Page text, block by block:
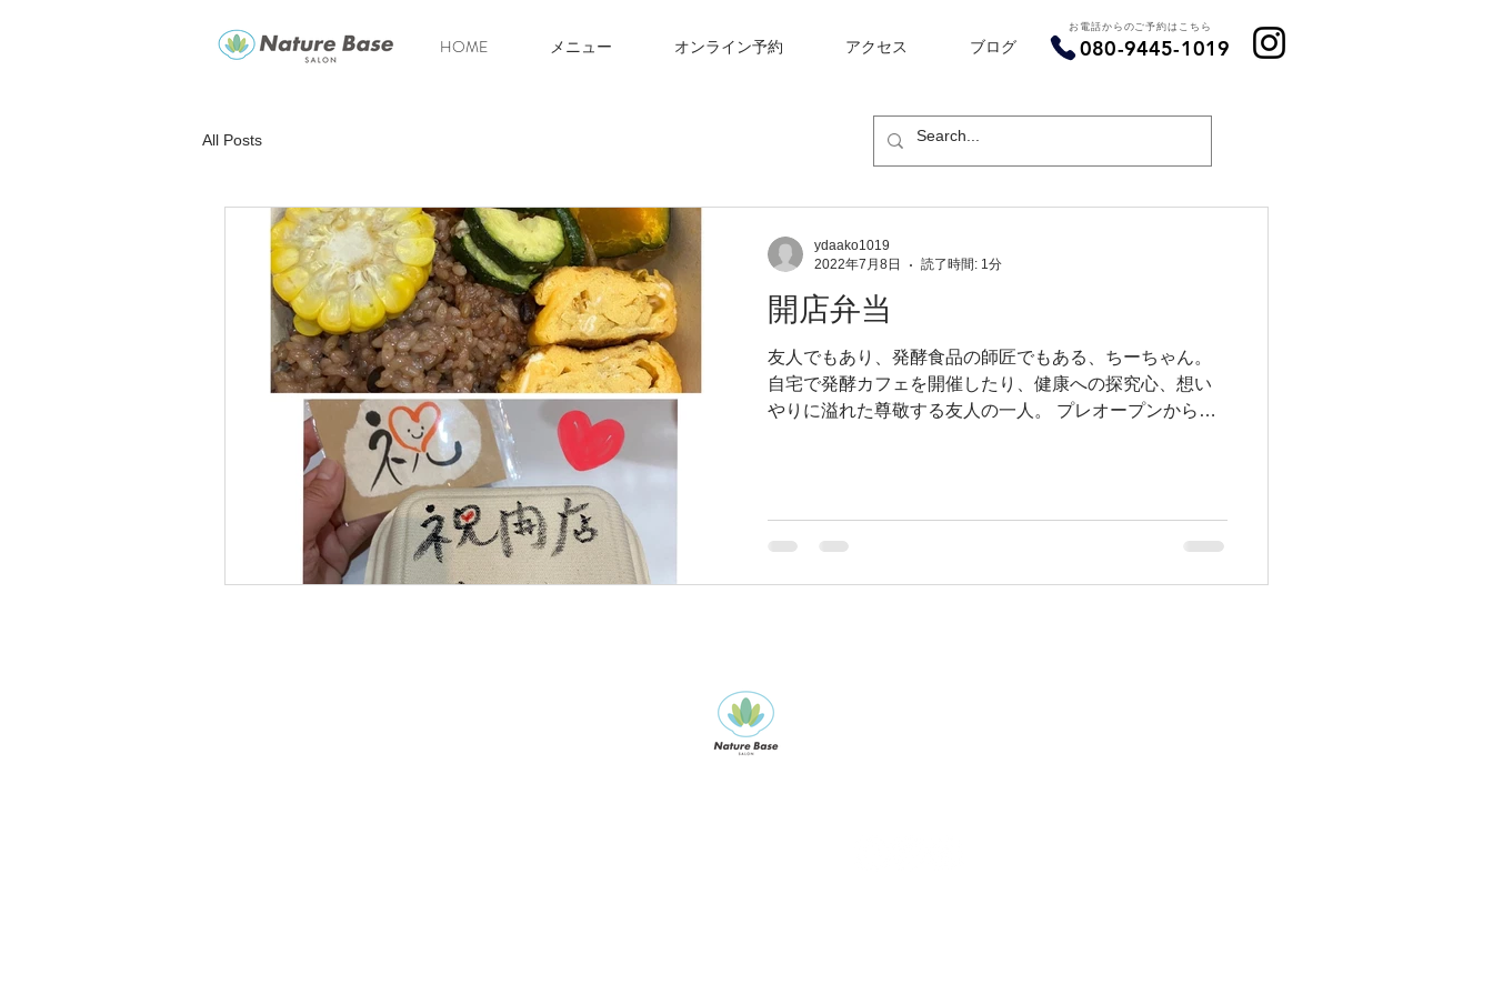
HOME メニュー オンライン予約 アクセス ブログ
お電話からのご予約はこちら
080-9445-1019
All Posts
開店弁当
友人でもあり、発酵食品の師匠でもある、ちーちゃん。
自宅で発酵カフェを開催したり、健康への探究心、想い
やりに溢れた尊敬する友人の一人。 プレオープンから平
ydaako1019
2022年7月8日
読了時間: 1分